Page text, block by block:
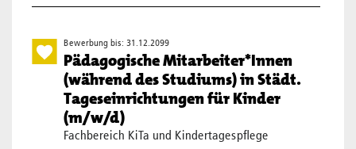
Bewerbung bis: 31.12.2099
Pädagogische Mitarbeiter*Innen
(während des Studiums) in Städt.
Tageseinrichtungen für Kinder
(m/w/d)
Fachbereich KiTa und Kindertagespflege